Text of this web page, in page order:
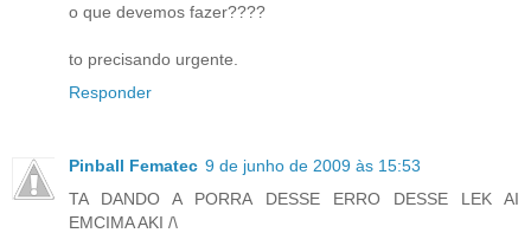
o que devemos fazer????
to precisando urgente.
Responder
Pinball Fematec 9 de junho de 2009 às 15:53
TA DANDO A PORRA DESSE ERRO DESSE LEK AI
EMCIMA AKI /\